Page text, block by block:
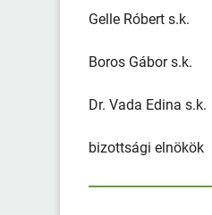
Gelle Róbert s.k.
Boros Gábor s.k.
Dr. Vada Edina s.k.
bizottsági elnökök